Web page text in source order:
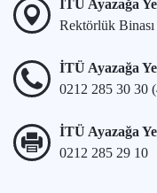
İTÜ Ayazağa
Rektörlük
İTÜ Ayazağa
0212 285 30 30
İTÜ Ayazağa
0212 285 29 10